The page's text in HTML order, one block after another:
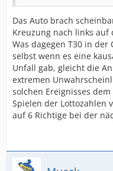
Das Auto brach
Kreuzung nach links auf
Was dagegen T30 in
selbst wenn es eine
Unfall gab, gleicht die
extremen
solchen Ereignisses
Spielen der Lottozahlen
auf 6 Richtige bei der